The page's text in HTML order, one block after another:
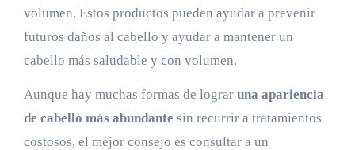
volumen. Estos productos pueden ayudar a prevenir
futuros daños al cabello y ayudar a mantener un
cabello más saludable y con volumen.
Aunque hay muchas formas de lograr una apariencia
de cabello más abundante sin recurrir a tratamientos
costosos, el mejor consejo es consultar a un